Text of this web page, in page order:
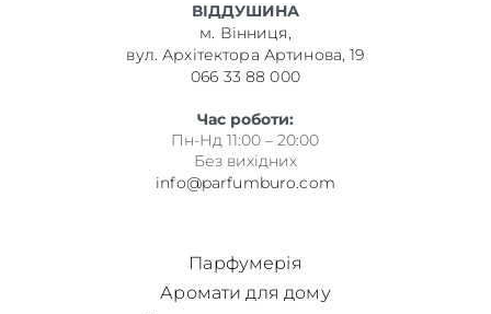
ВІДДУШИНА
м. Вінниця,
вул. Архітектора Артинова, 19
066 33 88 000
Час роботи:
Пн-Нд 11:00 – 20:00
Без вихідних
info@parfumburo.com
Парфумерія
Аромати для дому